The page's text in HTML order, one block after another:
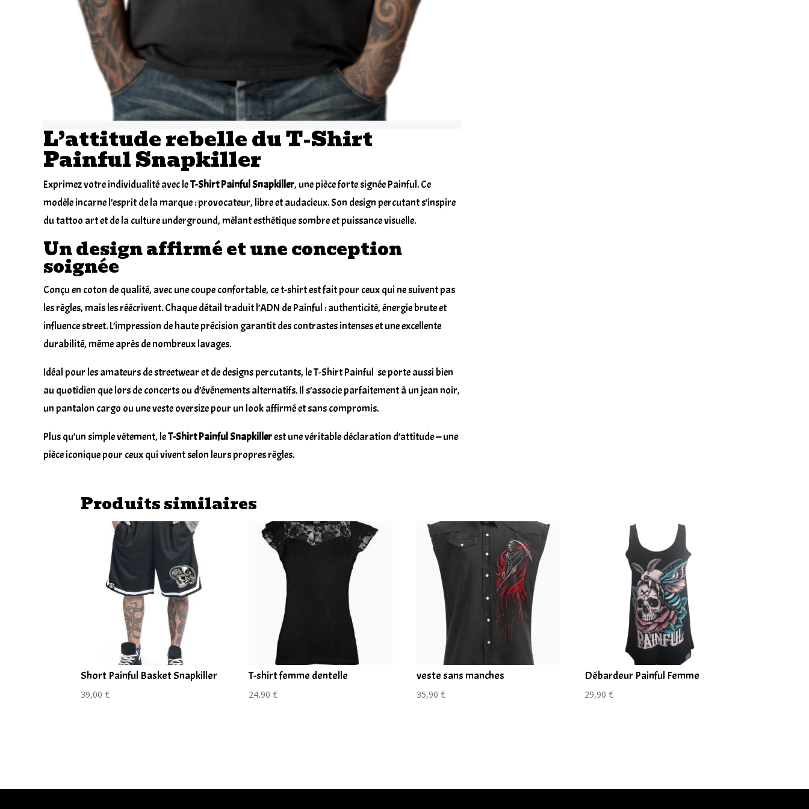
L’attitude rebelle du T-Shirt
Painful Snapkiller
Exprimez votre individualité avec leT-Shirt Painful Snapkiller, une pièce forte signée Painful. Ce
modèle incarne l’esprit de la marque : provocateur, libre et audacieux. Son design percutant s’inspire
du tattoo art et de la culture underground, mêlant esthétique sombre et puissance visuelle.
Un design affirmé et une conception
soignée
Conçu en coton de qualité, avec une coupe confortable, ce t-shirt est fait pour ceux qui ne suivent pas
les règles, mais les réécrivent. Chaque détail traduit l’ADN de Painful : authenticité, énergie brute et
influence street. L’impression de haute précision garantit des contrastes intenses et une excellente
durabilité, même après de nombreux lavages.
Idéal pour les amateurs de streetwear et de designs percutants, le T-Shirt Painful se porte aussi bien
au quotidien que lors de concerts ou d’événements alternatifs. Il s’associe parfaitement à un jean noir,
un pantalon cargo ou une veste oversize pour un look affirmé et sans compromis.
Plus qu’unsimple vêtement, leT-Shirt Painful Snapkillerest une véritable déclaration d’attitude — une
pièce iconique pour ceux qui vivent selon leurs propres règles.
Produits similaires
Short Painful Basket Snapkiller
39,00€
T-shirt femme dentelle
24,90€
veste sans manches
35,90€
Débardeur Painful Femme
29,90€